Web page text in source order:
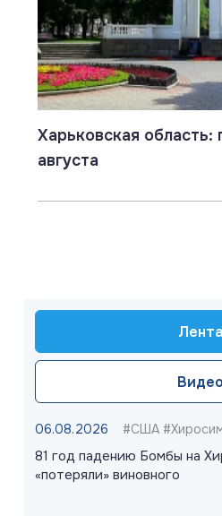
Лента
Видео
06.08.2026 #США
81 год падению Бомбы на
«потеряли» виновного
Харьковская область:
августа